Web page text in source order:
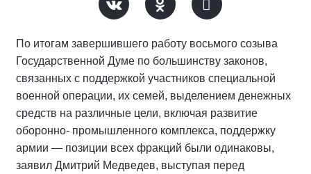
По итогам завершившего работу восьмого созыва
Государственной Думе по большинству законов,
связанных с поддержкой участников специальной
военной операции, их семей, выделением денежных
средств на различные цели, включая развитие
оборонно- промышленного комплекса, поддержку
армии — позиции всех фракций были одинаковы,
заявил Дмитрий Медведев, выступая перед